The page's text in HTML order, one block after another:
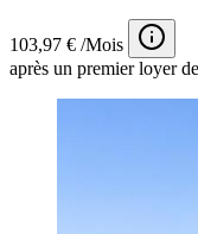
103,97 € /Mois
après un premier loyer